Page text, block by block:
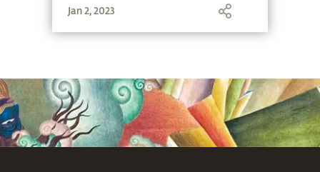
हामीलाई बताउँदै हुनुहुन्छ ।
Jan 2, 2023